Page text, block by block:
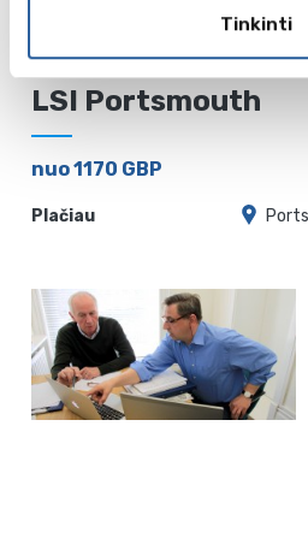
Tinkinti
LSI Portsmouth
nuo 1170 GBP
Plačiau